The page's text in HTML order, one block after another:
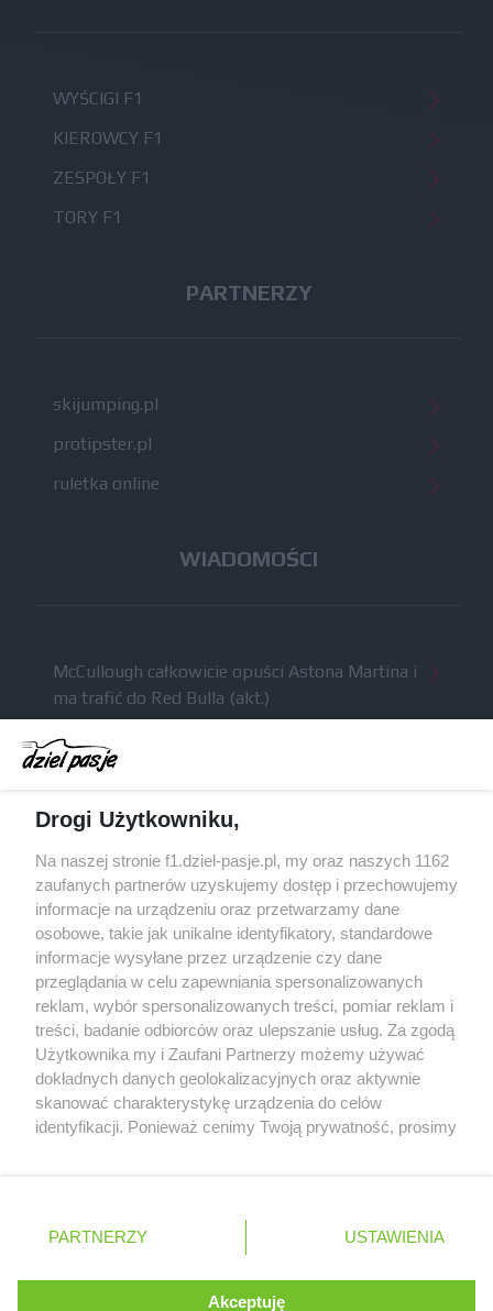
WYŚCIGI F1
KIEROWCY F1
ZESPOŁY F1
TORY F1
PARTNERZY
skijumping.pl
protipster.pl
ruletka online
WIADOMOŚCI
McCullough całkowicie opuści Astona Martina i
ma trafić do Red Bulla (akt.)
Dochód F1 spadł o 61 procent względem
zeszłego sezonu
algorytmach?
Honda uświadomiła sobie skalę problemów z
silnikiem dopiero w styczniu
Audi planuje wprowadzić jeszcze cztery duże
pakiety poprawek w 2026 roku
Polityka prywatności © 2004 - 2026 GPmedia
Kopiowanie treści bez
zgody autorów zabronione.
powiązana w żaden sposób z grupą przedsiębiorstw Formula
Serwis internetowy, z którego korzystasz, używa plików
cookies. Są to pliki instalowane w urządzeniach
końcowych osób korzystających z serwisu, w celu
administrowania serwisem, poprawy jakości
Dowiedz się więcej o naszej polityce
Drogi Użytkowniku,
Na naszej stronie f1.dziel-pasje.pl, my oraz naszych 1162
zaufanych partnerów uzyskujemy dostęp i przechowujemy
informacje na urządzeniu oraz przetwarzamy dane
osobowe, takie jak unikalne identyfikatory, standardowe
informacje wysyłane przez urządzenie czy dane
przeglądania w celu zapewniania spersonalizowanych
reklam, wybór spersonalizowanych treści, pomiar reklam i
treści, badanie odbiorców oraz ulepszanie usług. Za zgodą
Użytkownika my i Zaufani Partnerzy możemy używać
dokładnych danych geolokalizacyjnych oraz aktywnie
skanować charakterystykę urządzenia do celów
identyfikacji. Ponieważ cenimy Twoją prywatność, prosimy
prywatności znajdujący się w lewym dolnym rogu strony
. Niektóre rodzaje przetwarzania danych nie wymagają
takiemu przetwarzaniu. Preferencje będą miały
PARTNERZY USTAWIENIA
Akceptuję